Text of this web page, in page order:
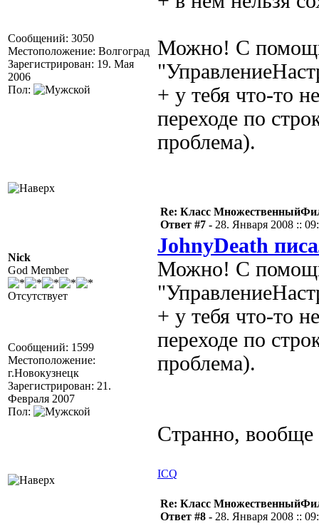
Сообщений: 3050
Местоположение: Волгоград
Зарегистрирован: 19. Мая
2006
Пол:
Можно! С
+ у тебя что-то
переходе по
проблема).
Nick
God Member
Отсутствует
Сообщений: 1599
Местоположение:
г.Новокузнецк
Зарегистрирован: 21.
Февраля 2007
Пол:
Re: Класс
Ответ #7 - 28. Января 2008 ::
JohnyDeath
Можно! С
+ у тебя что-то
переходе по
проблема).
Странно,
ICQ
Re: Класс
Ответ #8 - 28. Января 2008 ::